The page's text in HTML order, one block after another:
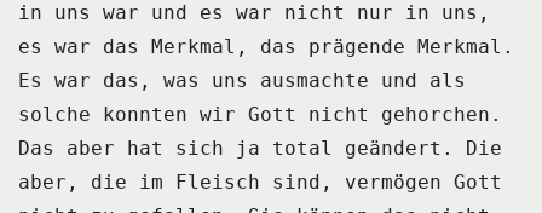
in uns war und es war nicht nur in uns,
es war das Merkmal, das prägende Merkmal.
Es war das, was uns ausmachte und als
solche konnten wir Gott nicht gehorchen.
Das aber hat sich ja total geändert.
Die
aber, die im Fleisch sind, vermögen Gott